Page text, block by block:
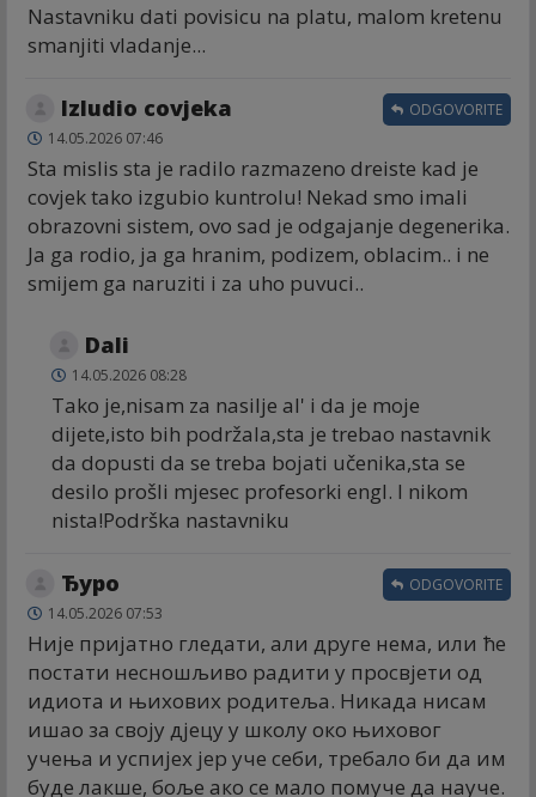
Nastavniku dati povisicu na platu, malom kretenu
smanjiti vladanje...
Izludio covjeka
14.05.2026 07:46
Sta mislis sta je radilo razmazeno dreiste kad je
covjek tako izgubio kuntrolu! Nekad smo imali
obrazovni sistem, ovo sad je odgajanje degenerika.
Ja ga rodio, ja ga hranim, podizem, oblacim.. i ne
smijem ga naruziti i za uho puvuci..
ODGOVORITE
Dali
14.05.2026 08:28
Tako je,nisam za nasilje al' i da je moje
dijete,isto bih podržala,sta je trebao nastavnik
da dopusti da se treba bojati učenika,sta se
desilo prošli mjesec profesorki engl. I nikom
nista!Podrška nastavniku
Ђуро
14.05.2026 07:53
Није пријатно гледати, али друге нема, или ће
постати несношљиво радити у просвјети од
идиота и њихових родитеља. Никада нисам
ишао за своју дјецу у школу око њиховог
учења и успијех јер уче себи, требало би да им
буде лакше, боље ако се мало помуче да науче.
ODGOVORITE